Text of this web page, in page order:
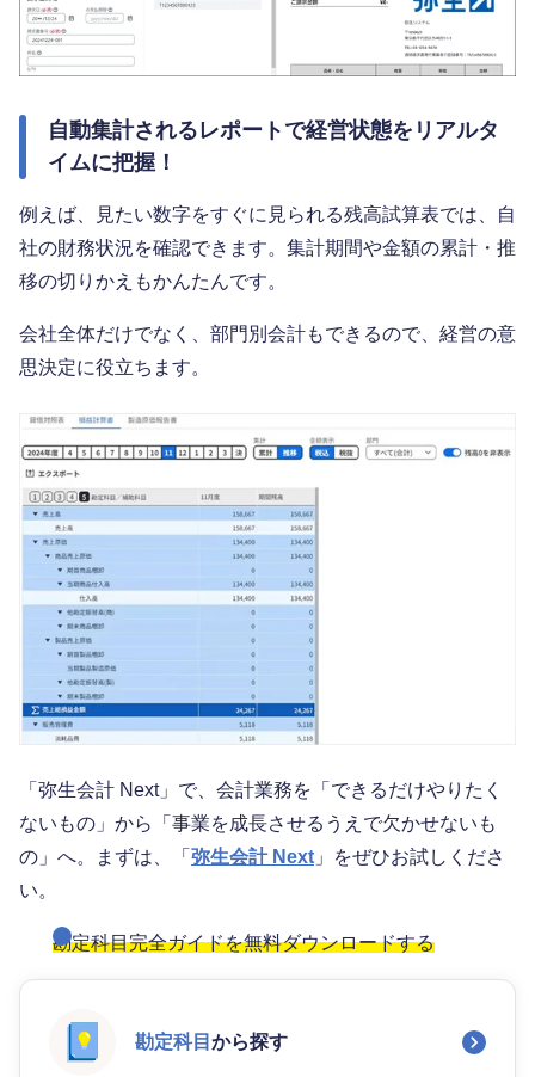
自動集計されるレポートで経営状態をリアルタ
イムに把握！
例えば、見たい数字をすぐに見られる残高試算表では、自
社の財務状況を確認できます。集計期間や金額の累計・推
移の切りかえもかんたんです。
会社全体だけでなく、部門別会計もできるので、経営の意
思決定に役立ちます。
「弥生会計 Next」で、会計業務を「できるだけやりたく
ないもの」から「事業を成長させるうえで欠かせないも
の」へ。まずは、「 弥生会計 Next 」をぜひお試しくださ
い。
勘定科目完全ガイドを無料ダウンロードする
勘定科目 から探す